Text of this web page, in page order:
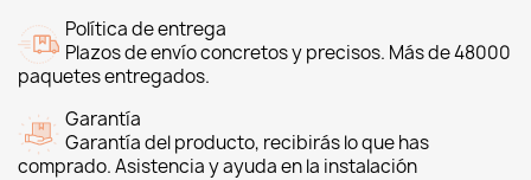
Política de entrega
Plazos de envío concretos y precisos. Más de 48000
paquetes entregados.
Garantía
Garantía del producto, recibirás lo que has
comprado. Asistencia y ayuda en la instalación